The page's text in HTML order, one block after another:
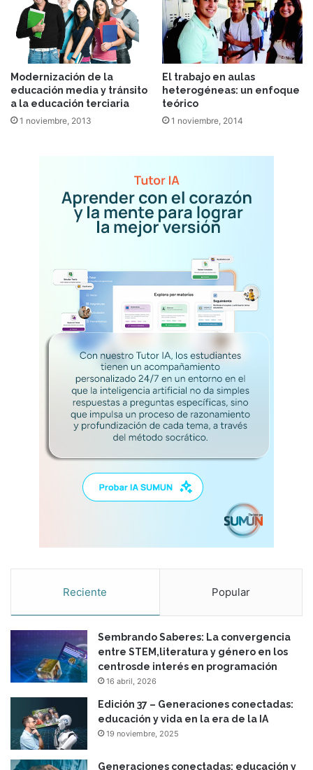
Modernización de la
educación media y tránsito
a la educación terciaria
1 noviembre, 2013
El trabajo en aulas
heterogéneas: un enfoque
teórico
1 noviembre, 2014
Reciente Popular
Sembrando Saberes: La convergencia
entre STEM,literatura y género en los
centrosde interés en programación
16 abril, 2026
Edición 37 – Generaciones conectadas:
educación y vida en la era de la IA
19 noviembre, 2025
Generaciones conectadas: educación y